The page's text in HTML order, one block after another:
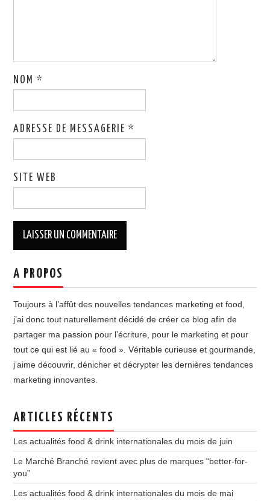
NOM*
ADRESSE DE MESSAGERIE*
SITE WEB
A PROPOS
Toujours à l’affût des nouvelles tendances marketing et food,
j’ai donc tout naturellement décidé de créer ce blog afin de
partager ma passion pour l’écriture, pour le marketing et pour
tout ce qui est lié au « food ». Véritable curieuse et gourmande,
j’aime découvrir, dénicher et décrypter les dernières tendances
marketing innovantes.
ARTICLES RÉCENTS
Les actualités food & drink internationales du mois de juin
Le Marché Branché revient avec plus de marques “better-for-
you”
Les actualités food & drink internationales du mois de mai